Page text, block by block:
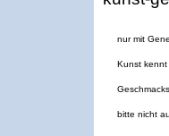
nur mit
Kunst kennt
bitte nicht